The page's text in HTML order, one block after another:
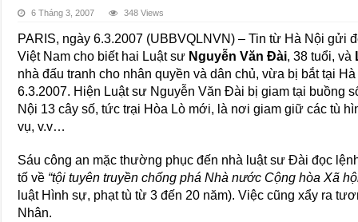
6 Tháng 3, 2007 348 Views
PARIS, ngày 6.3.2007 (UBBVQLNVN) – Tin từ Hà Nội gửi
Việt Nam cho biết hai Luật sư Nguyễn Văn Đài, 38 tuổi, và
nhà đấu tranh cho nhân quyền và dân chủ, vừa bị bắt tại
6.3.2007. Hiện Luật sư Nguyễn Văn Đài bị giam tại buồng
Nội 13 cây số, tức trại Hòa Lò mới, là nơi giam giữ các tù
vụ, v.v…
Sáu công an mặc thường phục đến nhà luật sư Đài đọc
tố về “tội tuyên truyền chống phá Nhà nước Cộng hòa Xã
luật Hình sự, phạt tù từ 3 đến 20 năm). Việc cũng xẩy ra
Nhân.